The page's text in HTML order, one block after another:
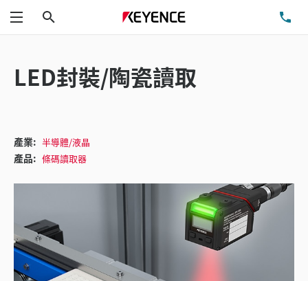
功能表
LED封裝/陶瓷讀取
產業: 半導體/液晶
產品: 條碼讀取器